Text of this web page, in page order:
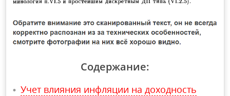
Содержание:
Учет влияния инфляции на доходность